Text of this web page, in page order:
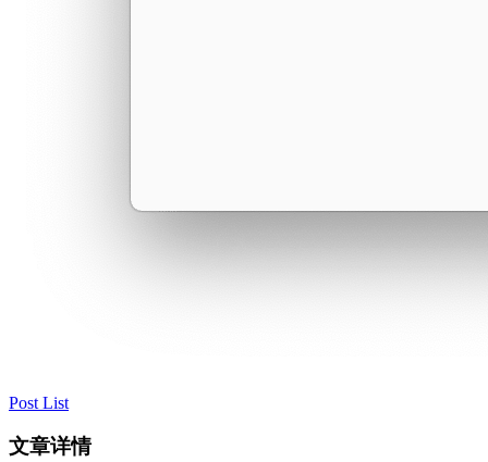
Post List
文章详情